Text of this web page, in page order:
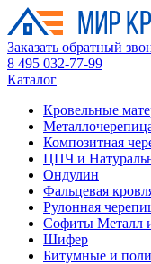
Заказать обратный
8 495 032-77-99
Каталог
Кровельные
Композитная
ЦПЧ и
Ондулин
Фальцевая
Рулонная
Софиты Металл
Шифер
Битумные и